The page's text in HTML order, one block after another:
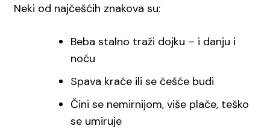
Neki od najčešćih znakova su:
Beba stalno traži dojku – i danju i
noću
Spava kraće ili se češće budi
Čini se nemirnijom, više plače, teško
se umiruje